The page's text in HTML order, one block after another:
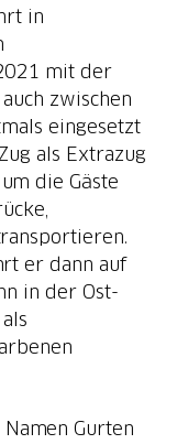
in
mit der
zwischen
eingesetzt
als Extrazug
die Gäste
er dann auf
in der Ost-
Gurten